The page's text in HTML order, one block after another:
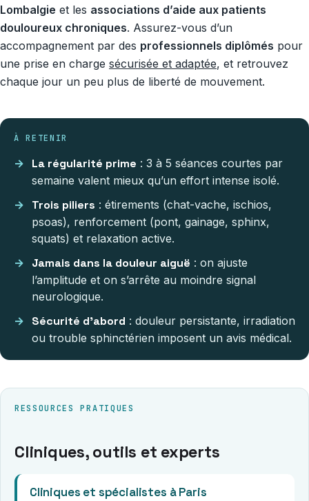
Lombalgie et les associations d’aide aux patients
douloureux chroniques. Assurez-vous d’un
accompagnement par des professionnels diplômés pour
une prise en charge sécurisée et adaptée, et retrouvez
chaque jour un peu plus de liberté de mouvement.
À RETENIR
La régularité prime : 3 à 5 séances courtes par
semaine valent mieux qu’un effort intense isolé.
Trois piliers : étirements (chat-vache, ischios,
psoas), renforcement (pont, gainage, sphinx,
squats) et relaxation active.
Jamais dans la douleur aiguë : on ajuste
l’amplitude et on s’arrête au moindre signal
neurologique.
Sécurité d’abord : douleur persistante, irradiation
ou trouble sphinctérien imposent un avis médical.
RESSOURCES PRATIQUES
Cliniques, outils et experts
Cliniques et spécialistes à Paris